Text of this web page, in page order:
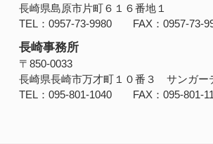
長崎県島原市片町６１６番地１
TEL：0957-73-9980 FAX：0957-73-
長崎事務所
〒850-0033
長崎県長崎市万才町１０番３ サンガー
TEL：095-801-1040 FAX：095-801-